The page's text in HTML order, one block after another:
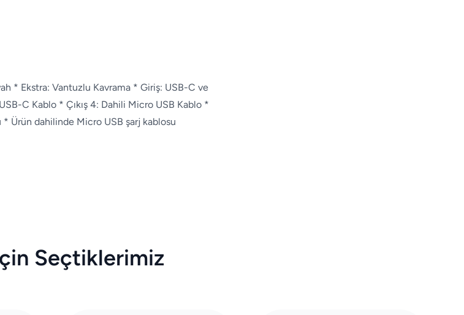
* Ekstra: Vantuzlu Kavrama * Giriş: USB-C ve
C Kablo * Çıkış 4: Dahili Micro USB Kablo *
* Ürün dahilinde Micro USB şarj kablosu
Seçtiklerimiz